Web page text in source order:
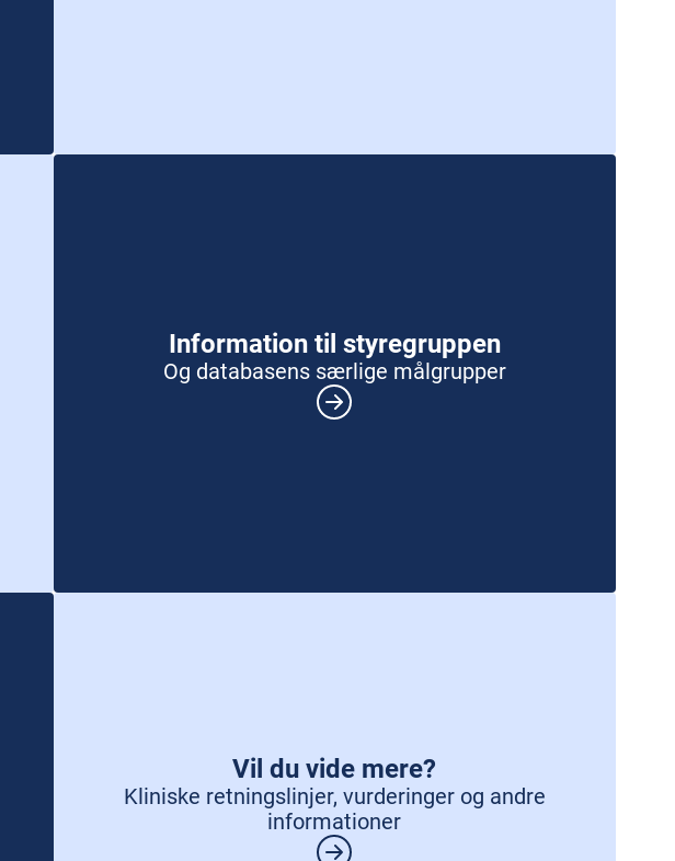
Information til styregruppen
Og databasens særlige målgrupper
Vil du vide mere?
Kliniske retningslinjer, vurderinger og andre
informationer